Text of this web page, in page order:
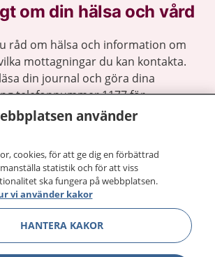
om din hälsa och vård
råd om hälsa och information om
mottagningar du kan kontakta.
din journal och göra dina
telefonnummer 1177 för
dygnet runt.
när du vill må bättre.
Show
Show
använder
cookies, för att ge dig en förbättrad
statistik och för att viss
ska fungera på webbplatsen.
vi använder kakor
HANTERA KAKOR